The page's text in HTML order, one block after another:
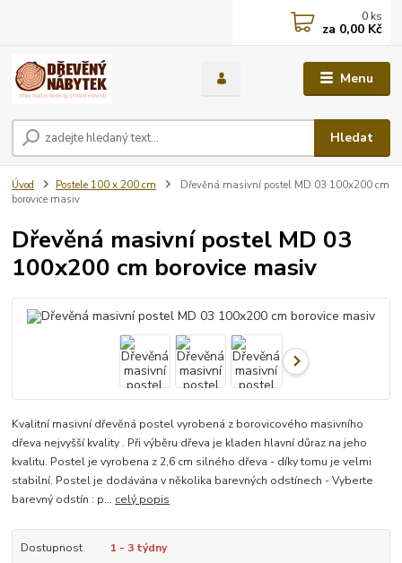
Menu
Hledat
0 ks
za 0,00 Kč
Úvod Postele 100 x 200 cm
Dřevěná masivní postel MD 03 100x200 cm
borovice masiv
Dřevěná masivní postel MD 03
100x200 cm borovice masiv
Kvalitní masivní dřevěná postel vyrobená z borovicového masivního
dřeva nejvyšší kvality . Při výběru dřeva je kladen hlavní důraz na jeho
kvalitu. Postel je vyrobena z 2,6 cm silného dřeva - díky tomu je velmi
stabilní. Postel je dodávána v několika barevných odstínech - Vyberte
barevný odstín : p... celý popis
Dostupnost
1 - 3 týdny